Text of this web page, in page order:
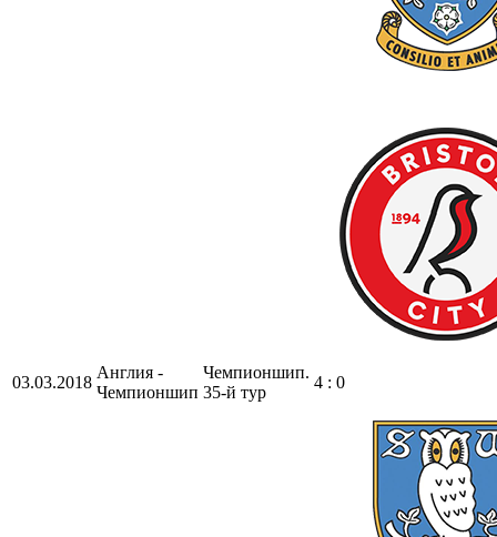
03.03.2018
Англия -
Чемпионшип
Чемпионшип.
35-й тур
4 : 0